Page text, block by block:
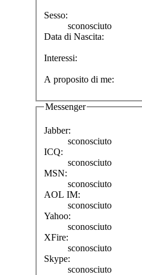
Sesso:
sconosciuto
Data di Nascita:
Interessi:
A proposito di me:
Messenger
Jabber:
sconosciuto
ICQ:
sconosciuto
MSN:
sconosciuto
AOL IM:
sconosciuto
Yahoo:
sconosciuto
XFire:
sconosciuto
Skype:
sconosciuto